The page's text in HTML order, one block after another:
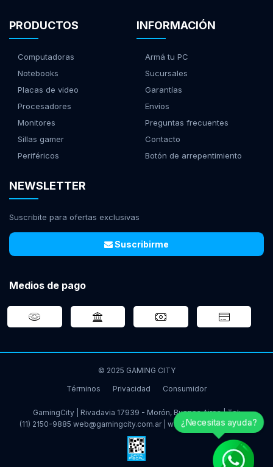
PRODUCTOS
Computadoras
Notebooks
Placas de video
Procesadores
Monitores
Sillas gamer
Periféricos
INFORMACIÓN
Armá tu PC
Sucursales
Garantías
Envíos
Preguntas frecuentes
Contacto
Botón de arrepentimiento
NEWSLETTER
Suscribite para ofertas exclusivas
Suscribirme
Medios de pago
© 2025 GAMING CITY
Términos
Privacidad Consumidor
GamingCity | Rivadavia 17939 - Morón, Buenos Aires | Tel:
(11) 2150-9885 web@gamingcity.com.ar www.gamingcity.com.ar
¿Necesitas ayuda?